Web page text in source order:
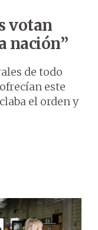
votan
nación”
de todo
este
el orden y